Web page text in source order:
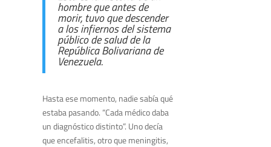
hombre que antes de
morir, tuvo que descender
a los infiernos del sistema
público de salud de la
República Bolivariana de
Venezuela.
Hasta ese momento, nadie sabía qué
estaba pasando. “Cada médico daba
un diagnóstico distinto”. Uno decía
que encefalitis, otro que meningitis,